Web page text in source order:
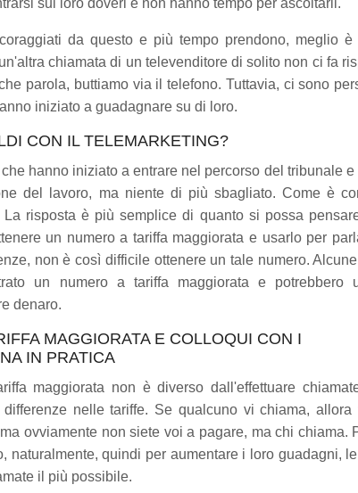
sui loro doveri e non hanno tempo per ascoltarli.
da questo e più tempo prendono, meglio è
chiamata di un televenditore di solito non ci fa
parola, buttiamo via il telefono. Tuttavia, ci sono
iniziato a guadagnare su di loro.
CON IL TELEMARKETING?
hanno iniziato a entrare nel percorso del tribunale
del lavoro, ma niente di più sbagliato. Come è
risposta è più semplice di quanto si possa
un numero a tariffa maggiorata e usarlo per
non è così difficile ottenere un tale numero.
un numero a tariffa maggiorata e potrebbero
denaro.
MAGGIORATA E COLLOQUI CON I
IN PRATICA
maggiorata non è diverso dall'effettuare
nelle tariffe. Se qualcuno vi chiama, allora
ovviamente non siete voi a pagare, ma chi chiama.
naturalmente, quindi per aumentare i loro guadagni,
il più possibile.